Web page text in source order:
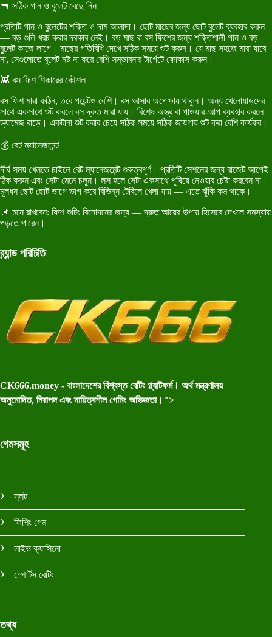
🔫 সঠিক গান ও বুলেট বেছে নিন
প্রতিটি গান ও বুলেটের শক্তি ও দাম আলাদা। ছোট মাছের জন্য ছোট বুলেট ব্যবহার করুন
— বড় গুলি খরচ করার দরকার নেই। বড় মাছ বা বস ফিশের জন্য শক্তিশালী গান ও বড়
বুলেট কাজে লাগে। মাছের গতিবিধি দেখে সঠিক সময়ে শুট করুন। যে মাছ সহজে মারা যাবে
না, সেগুলোতে বুলেট নষ্ট না করে বেশি সম্ভাবনার টার্গেটে ফোকাস করুন।
👾 বস ফিশ শিকারের কৌশল
বস ফিশ মারা কঠিন, তবে পয়েন্টও বেশি। বস আসার অপেক্ষায় থাকুন। অন্য খেলোয়াড়দের
সাথে একসাথে শুট করলে বস দ্রুত মারা যায়। বিশেষ অস্ত্র বা পাওয়ার-আপ ব্যবহার করলে
ড্যামেজ বাড়ে। একটানা শুট করার চেয়ে সঠিক সময়ে সঠিক জায়গায় শুট করা বেশি কার্যকর।
💰 বেট ম্যানেজমেন্ট
দীর্ঘ সময় খেলতে চাইলে বেট ম্যানেজমেন্ট গুরুত্বপূর্ণ। প্রতিটি সেশনের জন্য বাজেট আগেই
ঠিক করুন এবং সেটা মেনে চলুন। লস হলে সেটা একসাথে পুষিয়ে নেওয়ার চেষ্টা করবেন না।
মূলধন ছোট ছোট ভাগে ভাগ করে বিভিন্ন টেবিলে খেলা যায় — এতে ঝুঁকি কম থাকে।
📌 মনে রাখবেন: ফিশ শুটিং বিনোদনের জন্য — দ্রুত আয়ের উপায় হিসেবে দেখলে সমস্যায়
পড়তে পারেন।
ব্র্যান্ড পরিচিতি
CK666.money - বাংলাদেশের বিশ্বস্ত বেটিং প্ল্যাটফর্ম। অর্থ মন্ত্রণালয়
অনুমোদিত, নিরাপদ এবং দায়িত্বশীল গেমিং অভিজ্ঞতা।">
গেমসমূহ
স্লট
ফিশিং গেম
লাইভ ক্যাসিনো
স্পোর্টস বেটিং
তথ্য